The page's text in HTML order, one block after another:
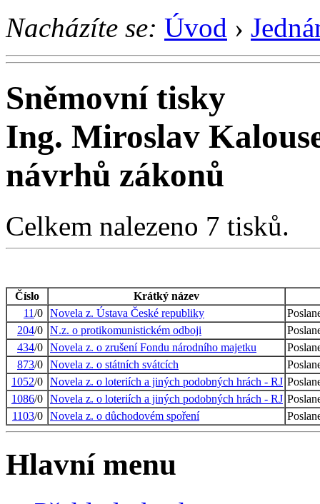
Nacházíte se: Úvod ›
Sněmovní tisky
Ing. Miroslav
návrhů zákonů
Celkem nalezeno 7 tisků.
Číslo
Krátký název
11/0 Novela z. Ústava České republiky
204/0 N.z. o protikomunistickém odboji
434/0 Novela z. o zrušení Fondu národního majetku
873/0 Novela z. o státních svátcích
1052/0 Novela z. o loteriích a jiných podobných hrách - RJ
1086/0 Novela z. o loteriích a jiných podobných hrách - RJ
1103/0 Novela z. o důchodovém spoření
Hlavní menu